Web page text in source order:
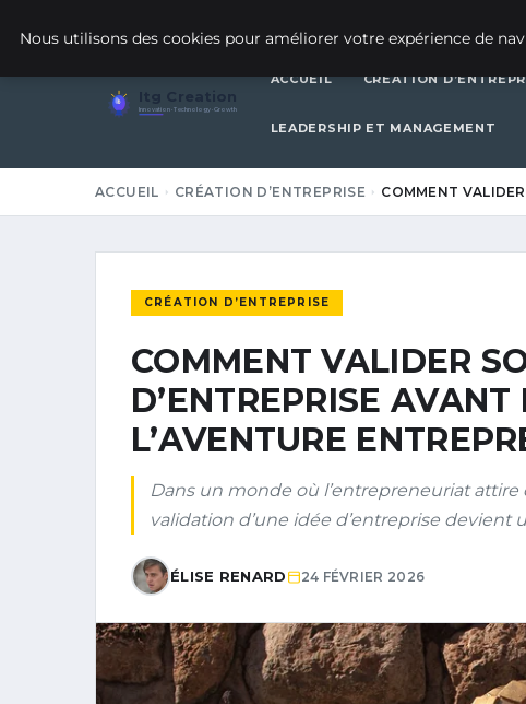
Itg Creation
Innovation · Technology · Growth
ACCUEIL CRÉATION
LEADERSHIP ET MANAGEMENT
ACCUEIL CRÉATION D’ENTREPRISE COMMENT
CRÉATION D’ENTREPRISE
COMMENT VALIDER
D’ENTREPRISE
L’AVENTURE
Dans un monde où l’entrepreneuriat
validation d’une idée d’entreprise devient
ÉLISE RENARD 24 FÉVRIER 2026
Nous utilisons des cookies pour améliorer votre expérience de